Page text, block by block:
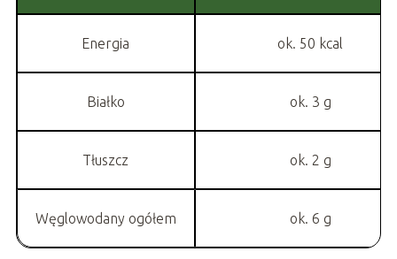
Energia ok. 50 kcal
Białko ok. 3 g
Tłuszcz ok. 2 g
Węglowodany ogółem ok. 6 g